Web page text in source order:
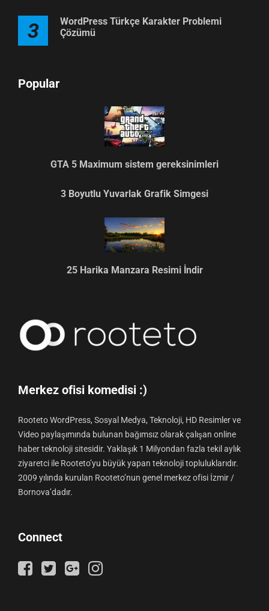
3
WordPress Türkçe Karakter Problemi
Çözümü
Popular
GTA 5 Maximum sistem gereksinimleri
3 Boyutlu Yuvarlak Grafik Simgesi
25 Harika Manzara Resimi İndir
Merkez ofisi komedisi :)
Rooteto WordPress, Sosyal Medya, Teknoloji, HD Resimler ve
Video paylaşımında bulunan bağımsız olarak çalışan online
haber teknoloji sitesidir. Yaklaşık 1 Milyondan fazla tekil aylık
ziyaretci ile Rooteto’yu büyük yapan teknoloji topluluklarıdır.
2009 yılında kurulan Rooteto’nun genel merkez ofisi İzmir /
Bornova’dadır.
Connect